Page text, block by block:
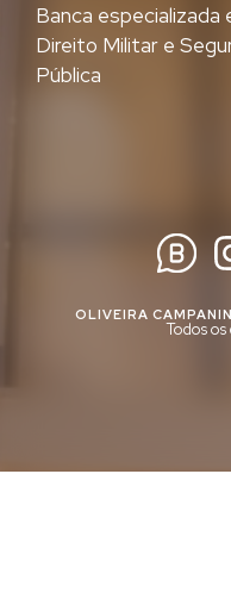
Banca especializada
Direito Militar e
Pública
OLIVEIRA
Todos